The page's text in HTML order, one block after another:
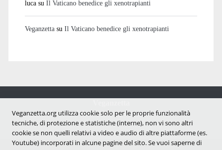
lucasu Il Vaticano benedice gli xenotrapianti
Veganzettasu Il Vaticano benedice gli xenotrapianti
Notizie dal mondo vegan e antispecista
Veganzetta.org utilizza cookie solo per le proprie funzionalità
tecniche, di protezione e statistiche (interne), non vi sono altri
cookie se non quelli relativi a video e audio di altre piattaforme (es.
Youtube) incorporati in alcune pagine del sito. Se vuoi saperne di